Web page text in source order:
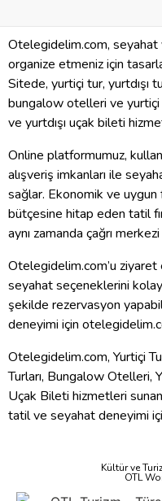
Otelegidelim.com, seyahat
organize etmeniz için
Sitede, yurtiçi tur, yurtdışı
bungalow otelleri ve yurtiçi
ve yurtdışı uçak bileti
Online platformumuz,
alışveriş imkanları ile
sağlar. Ekonomik ve
bütçesine hitap eden tatil
aynı zamanda çağrı
Otelegidelim.com’u
seyahat seçeneklerini
şekilde rezervasyon
deneyimi için
Otelegidelim.com, Yurtiçi
Turları, Bungalow Otelleri,
Uçak Bileti hizmetleri
tatil ve seyahat deneyimi
Kültür ve
OTL